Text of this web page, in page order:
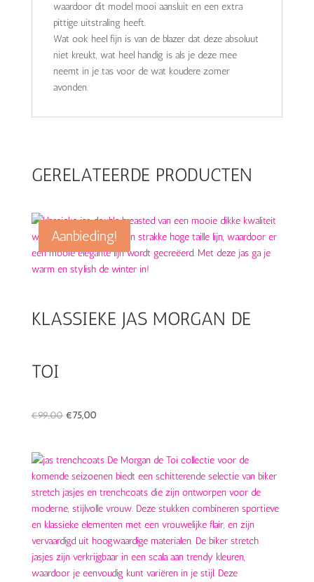
waardoor dit model mooi aansluit en een extra
pittige uitstraling heeft.
Wat ook heel fijn is van de blazer dat deze absoluut
niet kreukt, wat heel handig is als je deze mee
neemt in je tas voor de wat koudere zomer
avonden.
GERELATEERDE PRODUCTEN
Aanbieding!
KLASSIEKE JAS MORGAN DE
TOI
€99,00 Oorspronkelijke
€99,00.
€75,00Huidige
€75,00.